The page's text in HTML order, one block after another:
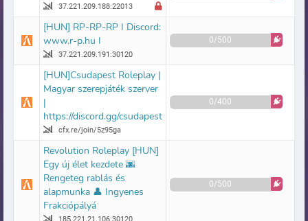
37.221.209.188:22013
[HUN] RP-RP-RP I Discord:
www.r-p.hu I
37.221.209.191:30120
0/500
[HUN]Csudapest Roleplay |
Magyar szerepjáték szerver
|
https://discord.gg/csudapest
cfx.re/join/5z95ga
0/400
Revolution Roleplay [HUN]
Egy új élet kezdete 🌆
Rengeteg rablás és
alapmunka 👤 Ingyenes
Frakciópályá
185.221.21.106:30120
0/500